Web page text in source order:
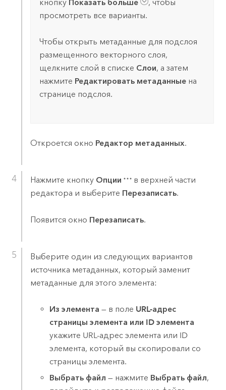
кнопку Показать больше
, чтобы
просмотреть все варианты.
Чтобы открыть метаданные для подслоя
размещенного векторного слоя,
щелкните слой в списке Слои, а затем
нажмите Редактировать метаданныена
странице подслоя.
Откроется окно Редактор метаданных.
Нажмите кнопку Опции
в верхней части
редактора и выберите Перезаписать.
Появится окно Перезаписать.
Выберите один из следующих вариантов
источника метаданных, который заменит
метаданные для этого элемента:
Из элемента — в поле URL-адрес
страницы элемента или ID элемента
укажите URL-адрес элемента или ID
элемента, который вы скопировали со
страницы элемента.
Выбрать файл — нажмите Выбрать файл,